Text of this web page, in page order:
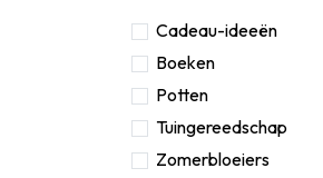
Cadeau-ideeën
Boeken
Potten
Tuingereedschap
Zomerbloeiers